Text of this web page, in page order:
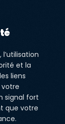
et la
liens
signal fort
que votre